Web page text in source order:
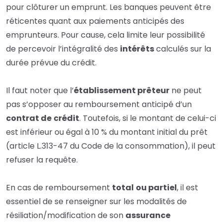
pour clôturer un emprunt. Les banques peuvent être
réticentes quant aux paiements anticipés des
emprunteurs. Pour cause, cela limite leur possibilité
de percevoir l’intégralité des intérêtscalculés sur la
durée prévue du crédit.
Il faut noter que l’établissement prêteur ne peut
pas s’opposer au remboursement anticipé d’un
contrat de crédit. Toutefois, si le montant de celui-ci
est inférieur ou égal à 10 % du montant initial du prêt
(article L.313-47 du Code de la consommation), il peut
refuser la requête.
En cas de remboursement total ou partiel, il est
essentiel de se renseigner sur les modalités de
résiliation/modification de son assurance